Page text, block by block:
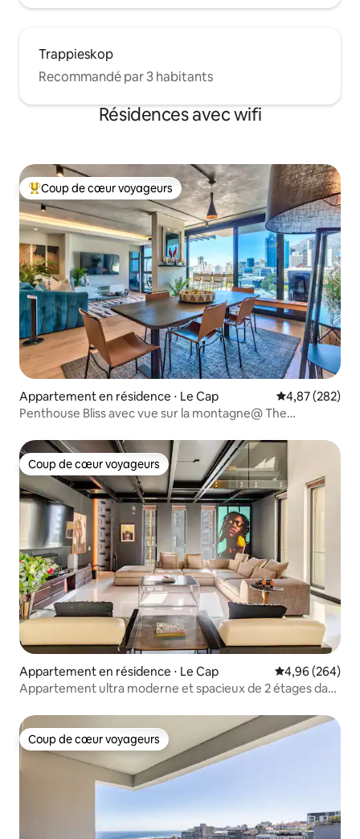
Trappieskop
Recommandé par 3 habitants
Résidences avec wifi
Coups de cœur voyageurs les plus appréciés
Coup de cœur voyageurs
Appartement en résidence ⋅ Le Cap Évaluation
4,87 (282)
Penthouse Bliss avec vue sur la montagne@ The
Coup de cœur voyageurs
Coup de cœur voyageurs
Appartement en résidence ⋅ Le Cap Évaluation
4,96 (264)
Appartement ultra moderne et spacieux de 2 étages dans
Coup de cœur voyageurs
Coup de cœur voyageurs